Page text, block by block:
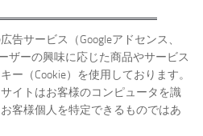
告サービス（Googleアドセンス、
ザーの興味に応じた商品やサービス
ー（Cookie）を使用しております。
イトはお客様のコンピュータを識
客様個人を特定できるものではあ